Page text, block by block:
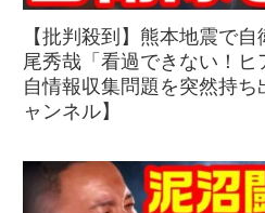
【批判殺到】熊本地震で
尾秀哉「看過できない！ヒ
自情報収集問題を突然持
ャンネル】